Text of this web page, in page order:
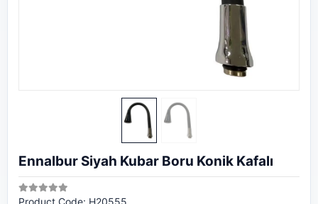
Ennalbur Siyah Kubar Boru Konik Kafalı
Product Code: H20555